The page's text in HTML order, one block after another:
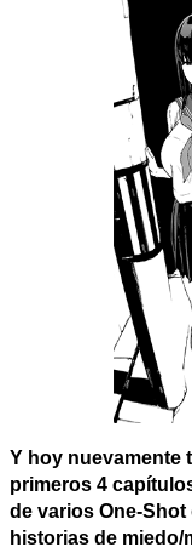
Y hoy nuevamente
primeros 4
de varios One-
historias de